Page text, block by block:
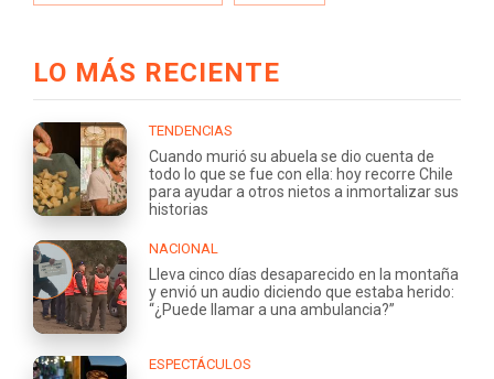
LO MÁS RECIENTE
TENDENCIAS
Cuando murió su abuela se dio cuenta de
todo lo que se fue con ella: hoy recorre Chile
para ayudar a otros nietos a inmortalizar sus
historias
NACIONAL
Lleva cinco días desaparecido en la montaña
y envió un audio diciendo que estaba herido:
“¿Puede llamar a una ambulancia?”
ESPECTÁCULOS